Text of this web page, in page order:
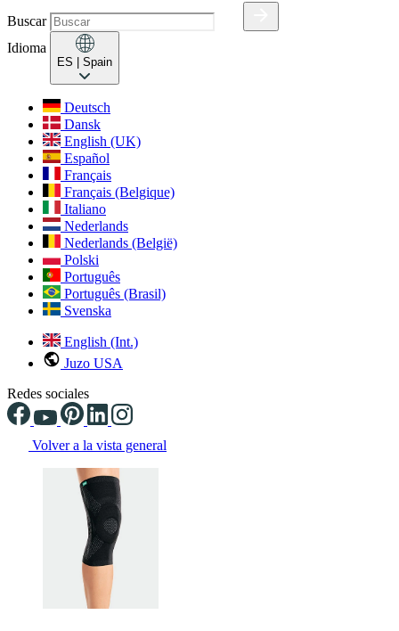
Buscar
Idioma
ES | Spain
Deutsch
Dansk
English (UK)
Español
Français
Français (Belgique)
Italiano
Nederlands
Nederlands (België)
Polski
Português
Português (Brasil)
Svenska
English (Int.)
Juzo USA
Redes sociales
Volver a la vista general